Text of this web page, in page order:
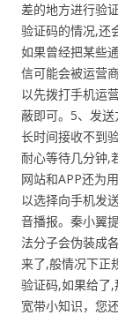
差的地方进行验
验证码的情况,还
如果曾经把某些
信可能会被运营
以先拨打手机运
蔽即可。5、发
长时间接收不到
耐心等待几分钟,
网站和APP还为
以选择向手机发
音播报。秦小翼
法分子会伪装成
来了,般情况下正
验证码,如果给了
宽带小知识，您